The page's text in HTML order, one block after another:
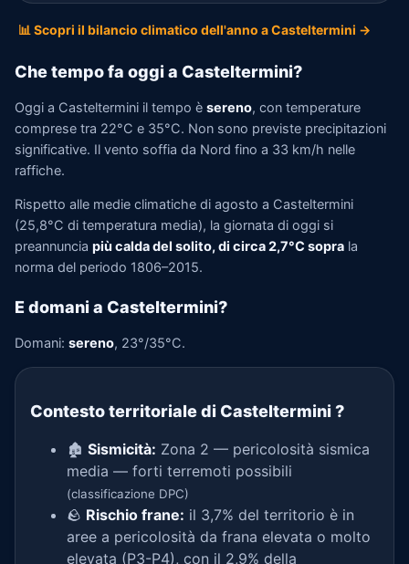
📊 Scopri il bilancio climatico dell'anno a Casteltermini →
Che tempo fa oggi a Casteltermini?
Oggi a Casteltermini il tempo è sereno, con temperature
comprese tra 22°C e 35°C. Non sono previste precipitazioni
significative. Il vento soffia da Nord fino a 33 km/h nelle
raffiche.
Rispetto alle medie climatiche di agosto a Casteltermini
(25,8°C di temperatura media), la giornata di oggi si
preannuncia più calda del solito, di circa 2,7°C sopra la
norma del periodo 1806–2015.
E domani a Casteltermini?
Domani: sereno, 23°/35°C.
Contesto territoriale di Casteltermini ?
🏚️ Sismicità: Zona 2 — pericolosità sismica
media — forti terremoti possibili
(classificazione DPC)
🪨 Rischio frane: il 3,7% del territorio è in
aree a pericolosità da frana elevata o molto
elevata (P3-P4), con il 2,9% della